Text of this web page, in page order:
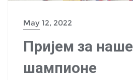
May 12, 2022
Пријем за наше
шампионе